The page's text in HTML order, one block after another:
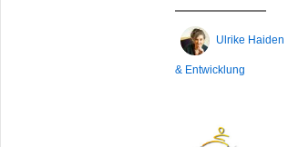
Ulrike Haiden
& Entwicklung